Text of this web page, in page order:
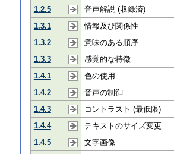
1.2.5
音声解説 (収録済)
1.3.1
情報及び関係性
1.3.2
意味のある順序
1.3.3
感覚的な特徴
1.4.1
色の使用
1.4.2
音声の制御
1.4.3
コントラスト (最低限)
1.4.4
テキストのサイズ変更
1.4.5
文字画像